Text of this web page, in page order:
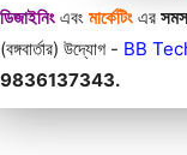
ডিজাইনিং এবং মার্কেটিং এর
(বঙ্গবার্তার) উদ্যোগ - BB
9836137343.